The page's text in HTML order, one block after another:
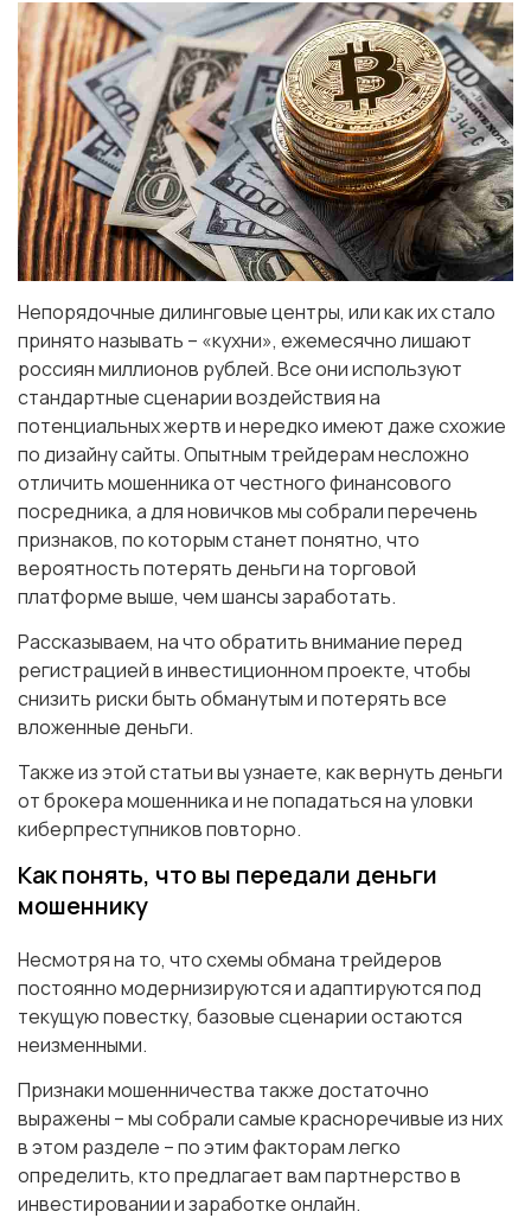
Непорядочные дилинговые центры, или как их стало
принято называть – «кухни», ежемесячно лишают
россиян миллионов рублей. Все они используют
стандартные сценарии воздействия на
потенциальных жертв и нередко имеют даже схожие
по дизайну сайты. Опытным трейдерам несложно
отличить мошенника от честного финансового
посредника, а для новичков мы собрали перечень
признаков, по которым станет понятно, что
вероятность потерять деньги на торговой
платформе выше, чем шансы заработать.
Рассказываем, на что обратить внимание перед
регистрацией в инвестиционном проекте, чтобы
снизить риски быть обманутым и потерять все
вложенные деньги.
Также из этой статьи вы узнаете, как вернуть деньги
от брокера мошенника и не попадаться на уловки
киберпреступников повторно.
Как понять, что вы передали деньги
мошеннику
Несмотря на то, что схемы обмана трейдеров
постоянно модернизируются и адаптируются под
текущую повестку, базовые сценарии остаются
неизменными.
Признаки мошенничества также достаточно
выражены – мы собрали самые красноречивые из них
в этом разделе – по этим факторам легко
определить, кто предлагает вам партнерство в
инвестировании и заработке онлайн.